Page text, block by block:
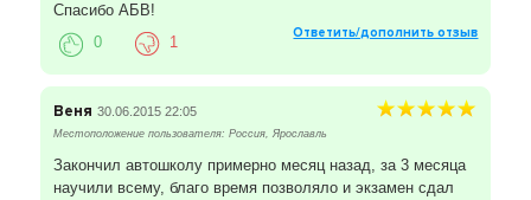
Спасибо АБВ!
Ответить/дополнить отзыв
0 1
Веня 30.06.2015 22:05
Местоположение пользователя: Россия, Ярославль
Закончил автошколу примерно месяц назад, за 3 месяца
научили всему, благо время позволяло и экзамен сдал